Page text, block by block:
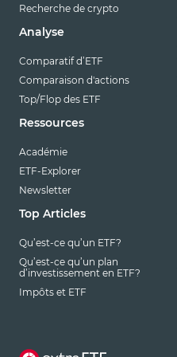
Recherche de crypto
Analyse
Comparatif d’ETF
Comparaison d'actions
Top/Flop des ETF
Ressources
Académie
ETF-Explorer
Newsletter
Top Articles
Qu’est-ce qu’un ETF?
Qu’est-ce qu’un plan
d’investissement en ETF?
Impôts et ETF